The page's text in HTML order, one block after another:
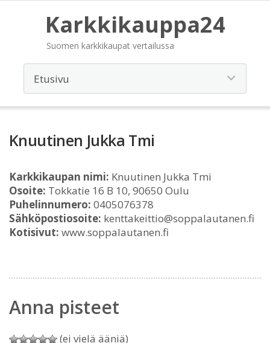
Karkkikauppa24
Suomen karkkikaupat vertailussa
Knuutinen Jukka Tmi
Karkkikaupan nimi: Knuutinen Jukka Tmi
Osoite: Tokkatie 16 B 10, 90650 Oulu
Puhelinnumero: 0405076378
Sähköpostiosoite: kenttakeittio@soppalautanen.fi
Kotisivut: www.soppalautanen.fi
Anna pisteet
(ei vielä ääniä)